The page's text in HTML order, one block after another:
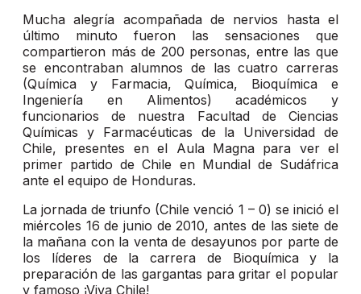
Mucha alegría acompañada de nervios hasta el
último minuto fueron las sensaciones que
compartieron más de 200 personas, entre las que
se encontraban alumnos de las cuatro carreras
(Química y Farmacia, Química, Bioquímica e
Ingeniería en Alimentos) académicos y
funcionarios de nuestra Facultad de Ciencias
Químicas y Farmacéuticas de la Universidad de
Chile, presentes en el Aula Magna para ver el
primer partido de Chile en Mundial de Sudáfrica
ante el equipo de Honduras.
La jornada de triunfo (Chile venció 1 – 0) se inició el
miércoles 16 de junio de 2010, antes de las siete de
la mañana con la venta de desayunos por parte de
los líderes de la carrera de Bioquímica y la
preparación de las gargantas para gritar el popular
y famoso ¡Viva Chile!